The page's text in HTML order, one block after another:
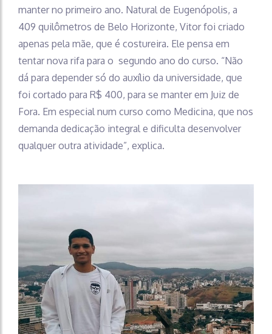
manter no primeiro ano. Natural de Eugenópolis, a
409 quilômetros de Belo Horizonte, Vitor foi criado
apenas pela mãe, que é costureira. Ele pensa em
tentar nova rifa para o segundo ano do curso. “Não
dá para depender só do auxílio da universidade, que
foi cortado para R$ 400, para se manter em Juiz de
Fora. Em especial num curso como Medicina, que nos
demanda dedicação integral e dificulta desenvolver
qualquer outra atividade”, explica.